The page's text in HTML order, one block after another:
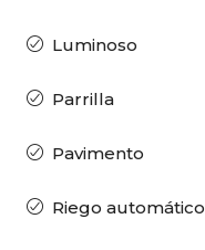
Luminoso
Parrilla
Pavimento
Riego automático